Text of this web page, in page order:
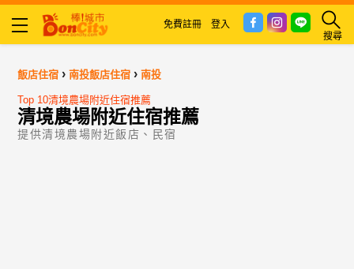
搜尋
免費註冊 登入
飯店住宿 ›南投飯店住宿 ›南投
Top 10清境農場附近住宿推薦
清境農場附近住宿推薦
提供清境農場附近飯店、民宿